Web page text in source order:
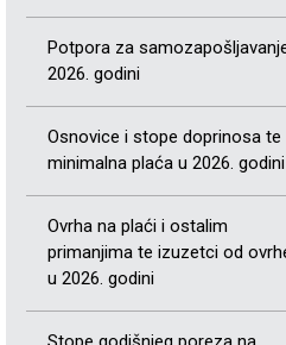
Potpora za
2026. godini
Osnovice i stope doprinosa te
minimalna plaća u 2026. godini
Ovrha na plaći i ostalim
primanjima te izuzetci od
u 2026. godini